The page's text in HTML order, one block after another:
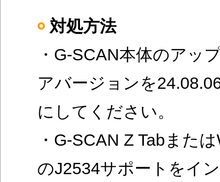
対処方法
・G-SCAN本体のアッ
アバージョンを
にしてください。
・G-SCAN Z Tabまた
のJ2534サポートをイ